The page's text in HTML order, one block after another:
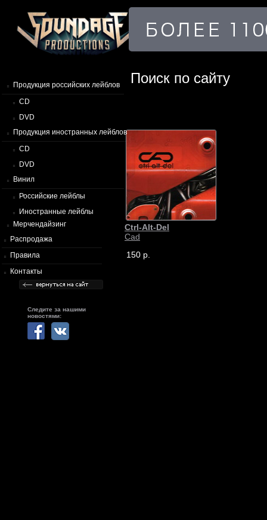
Продукция российских лейблов
CD
DVD
Продукция иностранных лейблов
CD
DVD
Винил
Российские лейблы
Иностранные лейблы
Мерчендайзинг
Распродажа
Правила
Контакты
Следите за нашими
новостями:
Поиск по сайту
Ctrl-Alt-Del
Cad
150 р.